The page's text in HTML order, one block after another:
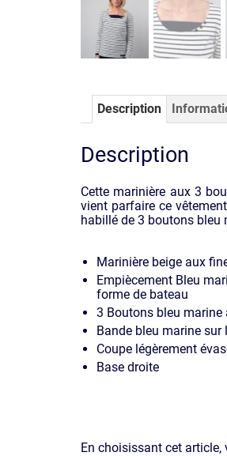
Description
Description
Cette marinière aux 3
vient parfaire ce
habillé de 3 boutons bleu
Marinière beige aux
Empiècement Bleu
forme de bateau
3 Boutons bleu marine
Bande bleu marine sur
Coupe légèrement
Base droite
En choisissant cet article,